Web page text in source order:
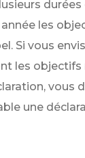
durées
les
Si vous
les objectifs
vous
une